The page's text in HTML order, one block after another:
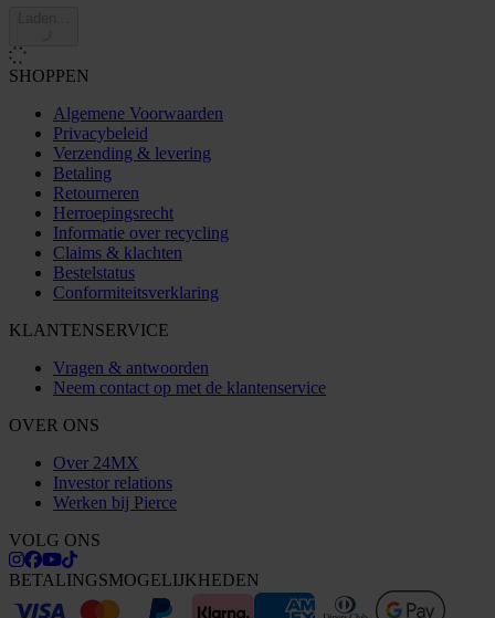
SHOPPEN
Algemene Voorwaarden
Privacybeleid
Verzending & levering
Betaling
Retourneren
Herroepingsrecht
Informatie over recycling
Claims & klachten
Bestelstatus
Conformiteitsverklaring
KLANTENSERVICE
Vragen & antwoorden
Neem contact op met de klantenservice
OVER ONS
Over 24MX
Investor relations
Werken bij Pierce
VOLG ONS
BETALINGSMOGELIJKHEDEN